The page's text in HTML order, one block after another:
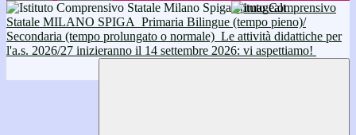
Istituto Comprensivo
Statale MILANO SPIGA Primaria Bilingue (tempo pieno)/
Secondaria (tempo prolungato o normale) Le attività didattiche per
l'a.s. 2026/27 inizieranno il 14 settembre 2026: vi aspettiamo!